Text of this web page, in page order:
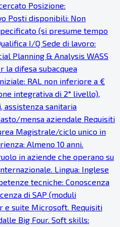
Posizione:
Posti disponibili: Non
(si presume tempo
I/Q Sede di lavoro:
Planning & Analysis WASS
la difesa subacquea
RAL non inferiore a €
integrativa di 2° livello),
assistenza sanitaria
mensa aziendale Requisiti
Magistrale/ciclo unico in
Almeno 10 anni.
in aziende che operano su
Lingua: Inglese
tecniche: Conoscenza
di SAP (moduli
e suite Microsoft. Requisiti
Big Four. Soft skills: